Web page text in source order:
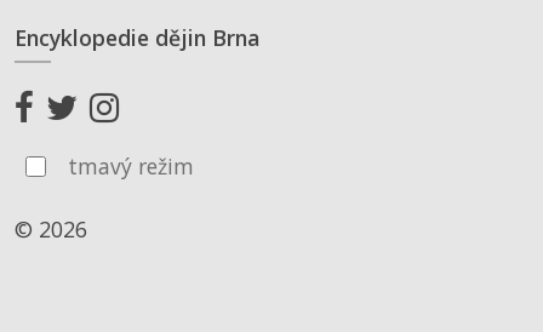
Encyklopedie dějin Brna
tmavý režim
© 2026